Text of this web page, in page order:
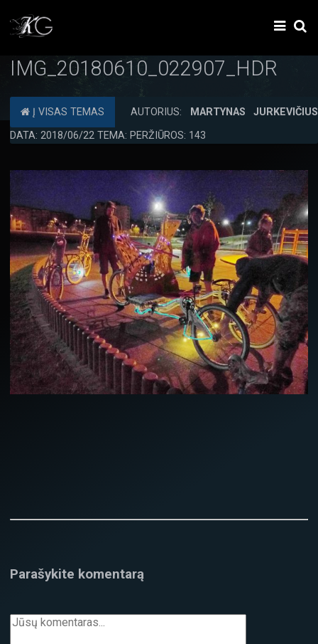
IMG_20180610_022907_HDR
Į VISAS TEMAS AUTORIUS:
MARTYNAS JURKEVIČIUS
DATA: 2018/06/22 TEMA: PERŽIŪROS: 143
Parašykite komentarą